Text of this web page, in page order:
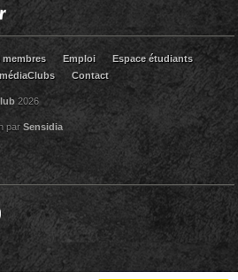
membres Emploi
Espace étudiants
Contact
2026
parSensidia